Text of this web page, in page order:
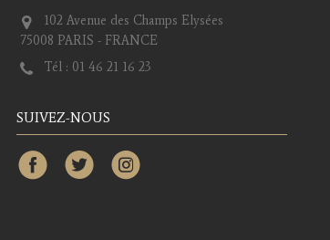
102 Avenue des Champs Elysées
75008 PARIS - FRANCE
Tél : 01 46 21 16 23
SUIVEZ-NOUS